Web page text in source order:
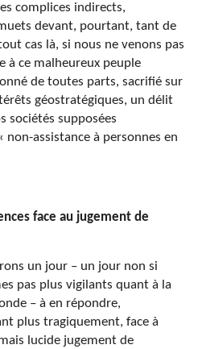
complices indirects,
devant, pourtant, tant de
cas là, si nous ne venons pas
à ce malheureux peuple
de toutes parts, sacrifié sur
géostratégiques, un délit
sociétés supposées
assistance à personnes en
face au jugement de
un jour – un jour non si
pas plus vigilants quant à la
– à en répondre,
plus tragiquement, face à
lucide jugement de